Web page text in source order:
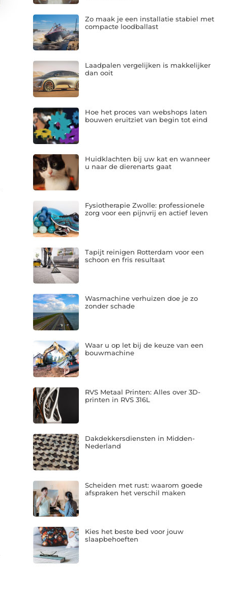
Zo maak je een installatie stabiel met
compacte loodballast
Laadpalen vergelijken is makkelijker
dan ooit
Hoe het proces van webshops laten
bouwen eruitziet van begin tot eind
Huidklachten bij uw kat en wanneer
u naar de dierenarts gaat
Fysiotherapie Zwolle: professionele
zorg voor een pijnvrij en actief leven
Tapijt reinigen Rotterdam voor een
schoon en fris resultaat
Wasmachine verhuizen doe je zo
zonder schade
Waar u op let bij de keuze van een
bouwmachine
RVS Metaal Printen: Alles over 3D-
printen in RVS 316L
Dakdekkersdiensten in Midden-
Nederland
Scheiden met rust: waarom goede
afspraken het verschil maken
Kies het beste bed voor jouw
slaapbehoeften